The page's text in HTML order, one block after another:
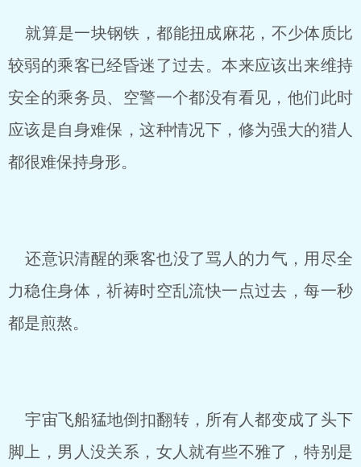
就算是一块钢铁，都能扭成麻花，不少体质比
较弱的乘客已经昏迷了过去。本来应该出来维持
安全的乘务员、空警一个都没有看见，他们此时
应该是自身难保，这种情况下，修为强大的猎人
都很难保持身形。
还意识清醒的乘客也没了骂人的力气，用尽全
力稳住身体，祈祷时空乱流快一点过去，每一秒
都是煎熬。
宇宙飞船猛地倒扣翻转，所有人都变成了头下
脚上，男人没关系，女人就有些不雅了，特别是